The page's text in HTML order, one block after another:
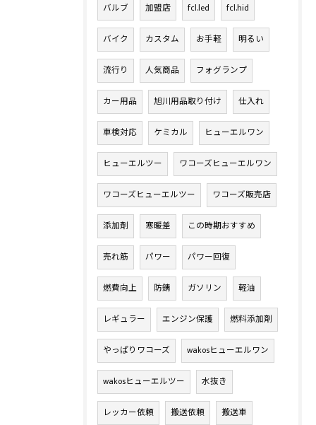
バルブ 加盟店 fcl.led fcl.hid
バイク カスタム お手軽 明るい
流行り 人気商品 フォグランプ
カー用品 旭川用品取り付け 仕入れ
車検対応 ケミカル ヒューエルワン
ヒューエルツー ワコーズヒューエルワン
ワコーズヒューエルツー ワコーズ販売店
添加剤 寒暖差 この時期おすすめ
売れ筋 パワー パワー回復
燃費向上 防錆 ガソリン 軽油
レギュラー エンジン保護 燃料添加剤
やっぱりワコーズ wakosヒューエルワン
wakosヒューエルツー 水抜き
レッカー依頼 搬送依頼 搬送車